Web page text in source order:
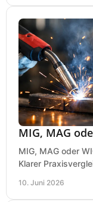
MIG, MAG
MIG, MAG oder
Klarer
10. Juni 2026